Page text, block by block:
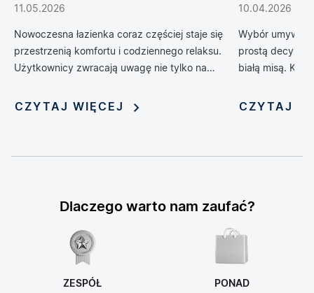
podnoszą komfort
codziennego życia
11.05.2026
Nowoczesna łazienka coraz częściej staje się
przestrzenią komfortu i codziennego relaksu.
Użytkownicy zwracają uwagę nie tylko na
poprawiają wygodę, higienę i funkcjonalność
zaawansowanych urządzeń sprawia, że stają
modnym elementem aranżacji łazienek.
CZYTAJ WIĘCEJ
do
10.04.2026
Wybór
prostą decyzją
białą misą.
oferując
CZYTAJ
Dlaczego warto nam zaufać?
ZESPÓŁ
PONAD